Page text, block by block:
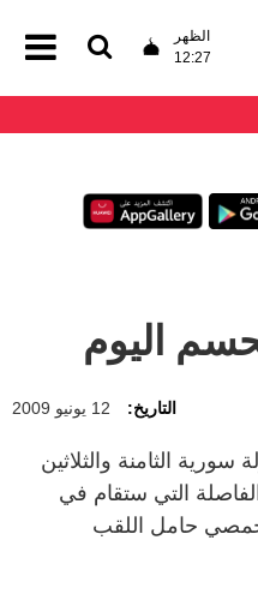
الظهر
12:27
اليوم
التاريخ: 12 يونيو 2009
الثامنة والثلاثين
التي ستقام في
حامل اللقب